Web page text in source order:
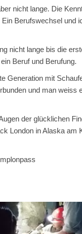
nicht lange. Die
Berufswechsel und
nicht lange bis die
Beruf und Berufung.
Generation mit
und man weiss
der glücklichen
London in Alaska am